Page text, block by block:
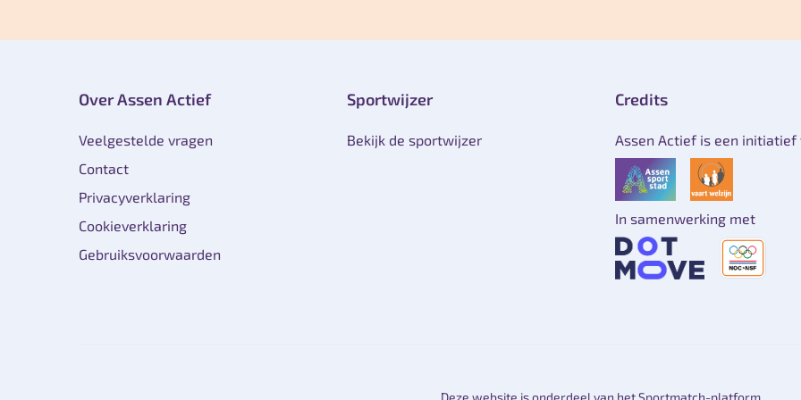
Over Assen Actief
Veelgestelde vragen
Contact
Privacyverklaring
Cookieverklaring
Gebruiksvoorwaarden
Sportwijzer
Bekijk de sportwijzer
Credits
Assen Actief is een initiatief
In samenwerking met
Deze website is onderdeel van het Sportmatch-platform